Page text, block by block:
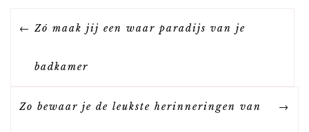
B
R
Zó maak jij een waar paradijs van je
badkamer
Zo bewaar je de leukste herinneringen van